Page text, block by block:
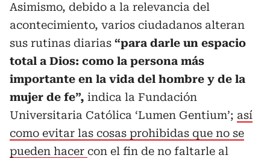
Asimismo, debido a la relevancia del
acontecimiento, varios ciudadanos alteran
sus rutinas diarias “para darle un espacio
total a Dios: como la persona más
importante en la vida del hombre y de la
mujer de fe”, indica la Fundación
Universitaria Católica ‘Lumen Gentium’; así
como evitar las cosas prohibidas que no se
pueden hacer con el fin de no faltarle al